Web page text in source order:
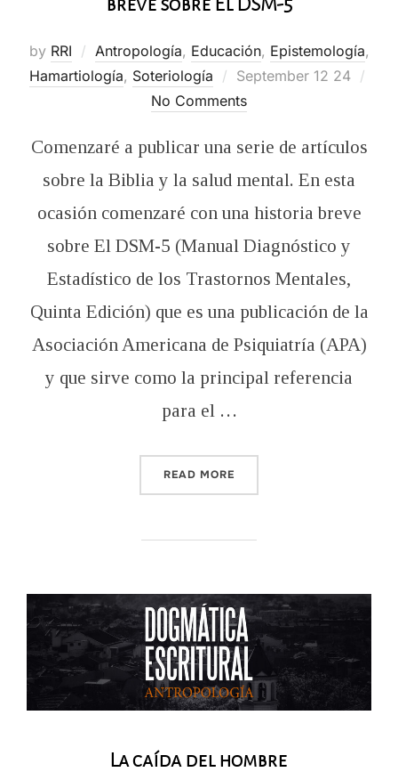
by RRI Antropología, Educación, Epistemología,
Hamartiología, Soteriología
Posted
on
September 12 24
No Comments
Comenzaré a publicar una serie de artículos
sobre la Biblia y la salud mental. En esta
ocasión comenzaré con una historia breve
sobre El DSM-5 (Manual Diagnóstico y
Estadístico de los Trastornos Mentales,
Quinta Edición) que es una publicación de la
Asociación Americana de Psiquiatría (APA)
y que sirve como la principal referencia
para el …
READ MORE
La caída del hombre